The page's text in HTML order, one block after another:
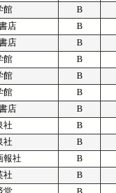
館
B
店
B
店
B
館
B
館
B
館
B
店
B
社
B
社
B
報社
B
社
B